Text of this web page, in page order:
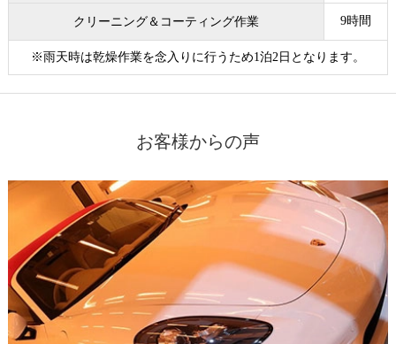
クリーニング＆コーティング作業 9時間
※雨天時は乾燥作業を念入りに行うため1泊2日となります。
お客様からの声